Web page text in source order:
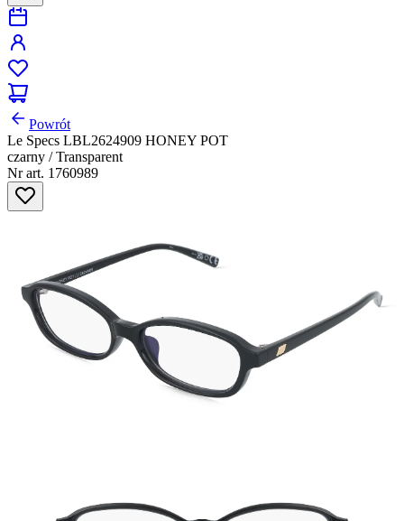
Powrót
Le Specs LBL2624909 HONEY POT
czarny / Transparent
Nr art. 1760989